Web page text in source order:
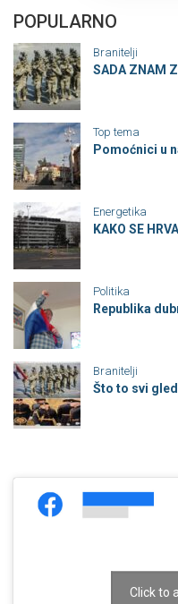
POPULARNO
Branitelji
SADA ZNAM
Top tema
Pomoćnici u
Energetika
KAKO SE
Politika
Republika
Branitelji
Što to svi
Click to